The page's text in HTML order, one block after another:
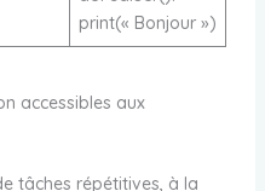
print(« Bonjour »)
accessibles aux
tâches répétitives, à la